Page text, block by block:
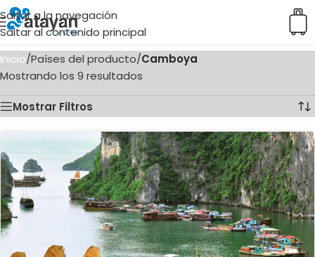
Saltar a la navegación
Saltar al contenido principal
Inicio/Países del producto/Camboya
Mostrando los 9 resultados
Mostrar Filtros